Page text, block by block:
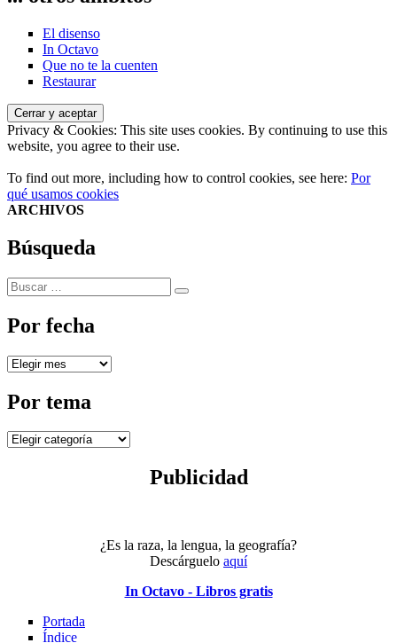
El disenso
In Octavo
Que no te la cuenten
Restaurar
Privacy & Cookies: This site uses cookies. By continuing to use this
website, you agree to their use.
To find out more, including how to control cookies, see here: Por
qué usamos cookies
ARCHIVOS
Búsqueda
Buscar
por:
Buscar
Por fecha
Por
Por tema
Por
Publicidad
¿Es la raza, la lengua, la geografía?
Descárguelo aquí
In Octavo - Libros gratis
Portada
Índice